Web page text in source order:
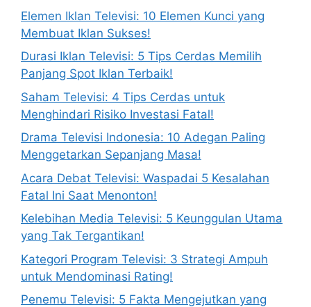
Elemen Iklan Televisi: 10 Elemen Kunci yang
Membuat Iklan Sukses!
Durasi Iklan Televisi: 5 Tips Cerdas Memilih
Panjang Spot Iklan Terbaik!
Saham Televisi: 4 Tips Cerdas untuk
Menghindari Risiko Investasi Fatal!
Drama Televisi Indonesia: 10 Adegan Paling
Menggetarkan Sepanjang Masa!
Acara Debat Televisi: Waspadai 5 Kesalahan
Fatal Ini Saat Menonton!
Kelebihan Media Televisi: 5 Keunggulan Utama
yang Tak Tergantikan!
Kategori Program Televisi: 3 Strategi Ampuh
untuk Mendominasi Rating!
Penemu Televisi: 5 Fakta Mengejutkan yang